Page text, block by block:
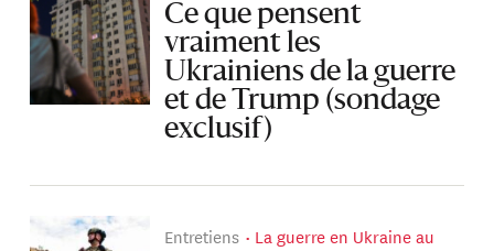
Ce que pensent
vraiment les
Ukrainiens de la guerre
et de Trump (sondage
exclusif)
Entretiens
La guerre en Ukraine au